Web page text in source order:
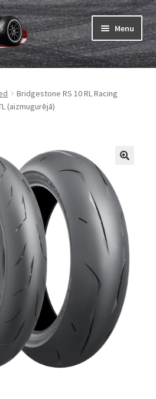
Menu
Expand
Expand
Expand
child
menu
Bridgestone RS 10 RL Racing
(aizmugurējā)